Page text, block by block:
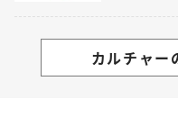
カルチャー